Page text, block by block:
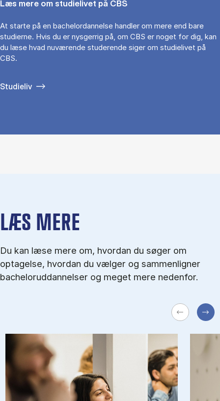
Læs mere om studielivet på CBS
At starte på en bachelordannelse handler om mere end bare
studierne. Hvis du er nysgerrig på, om CBS er noget for dig, kan
du læse hvad nuværende studerende siger om studielivet på
CBS.
Studieliv
LÆS MERE
Du kan læse mere om, hvordan du søger om
optagelse, hvordan du vælger og sammenligner
bacheloruddannelser og meget mere nedenfor.